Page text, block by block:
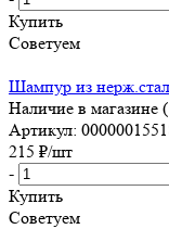
Купить
Советуем
Шампур из
Наличие в магазине
Артикул:
215 ₽/шт
-
Купить
Советуем